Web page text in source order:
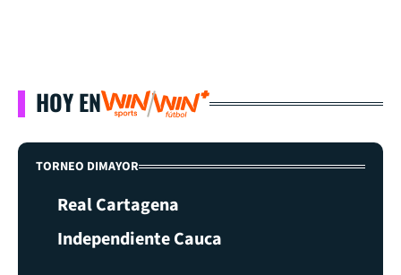
HOY EN
TORNEO DIMAYOR
Real Cartagena
Independiente Cauca